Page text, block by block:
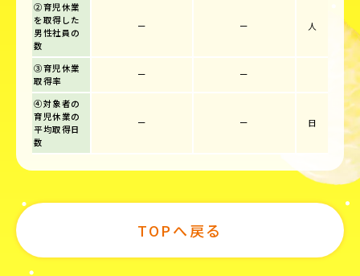
②育児休業
を取得した
男性社員の
数
ー ー 人
③育児休業
取得率
ー ー
④対象者の
育児休業の
平均取得日
数
ー ー 日
TOPへ戻る